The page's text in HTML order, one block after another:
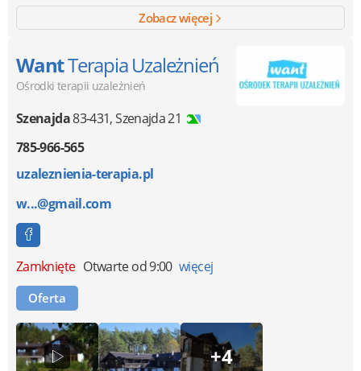
Zobacz więcej
WantTerapia Uzależnień
Ośrodki terapii uzależnień
Szenajda83-431,Szenajda 21
785-966-565
uzaleznienia-terapia.pl
w...@gmail.com
Zamknięte Otwarte od 9:00 więcej
Oferta
+4